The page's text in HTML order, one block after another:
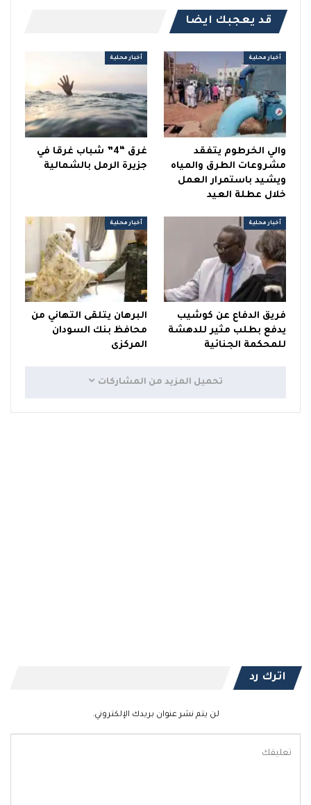
قد يعجبك ايضا
أخبار محلية
والي الخرطوم يتفقد
مشروعات الطرق والمياه
ويشيد باستمرار العمل
خلال عطلة العيد
أخبار محلية
غرق “4” شباب غرقا في
جزيرة الرمل بالشمالية
أخبار محلية
فريق الدفاع عن كوشيب
يدفع بطلب مثير للدهشة
للمحكمة الجنائية
أخبار محلية
البرهان يتلقى التهاني من
محافظ بنك السودان
المركزى
تحميل المزيد من المشاركات
اترك رد
لن يتم نشر عنوان بريدك الإلكتروني.